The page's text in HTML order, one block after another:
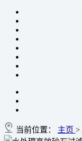
当前位置： 主页 >